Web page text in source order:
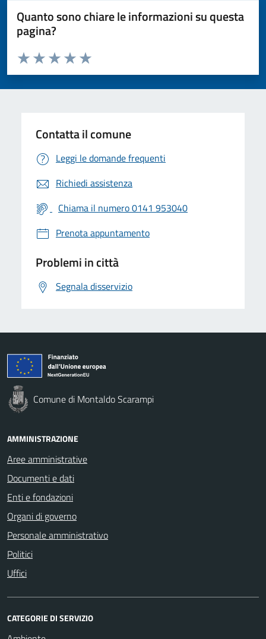
Quanto sono chiare le informazioni su questa
pagina?
Valuta da 1 a 5 stelle la pagina
Valuta 5 stelle su 5
Valuta 4 stelle su 5
Valuta 3 stelle su 5
Valuta 2 stelle su 5
Valuta 1 stelle su 5
Contatta il comune
Leggi le domande frequenti
Richiedi assistenza
Chiama il numero 0141 953040
Prenota appuntamento
Problemi in città
Segnala disservizio
Comune di Montaldo Scarampi
AMMINISTRAZIONE
Aree amministrative
Documenti e dati
Enti e fondazioni
Organi di governo
Personale amministrativo
Politici
Uffici
CATEGORIE DI SERVIZIO